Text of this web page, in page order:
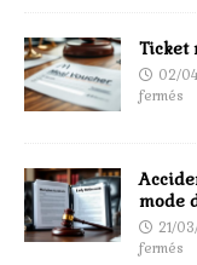
Ticket
02/
fermés
mode
21/
fermés